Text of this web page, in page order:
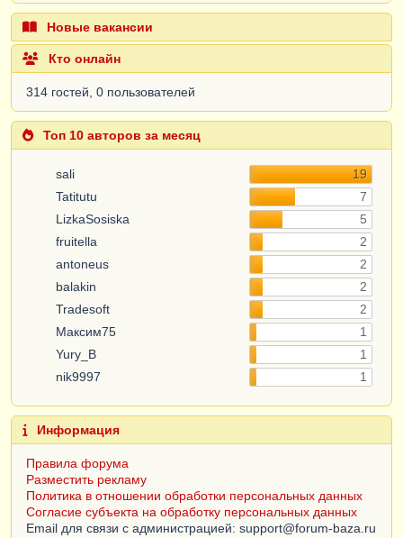
Новые вакансии
Кто онлайн
314 гостей, 0 пользователей
Топ 10 авторов за месяц
sali
19
Tatitutu
7
LizkaSosiska
5
fruitella
2
antoneus
2
balakin
2
Tradesoft
2
Максим75
1
Yury_B
1
nik9997
1
Информация
Правила форума
Разместить рекламу
Политика в отношении обработки персональных данных
Согласие субъекта на обработку персональных данных
Email для связи с администрацией: